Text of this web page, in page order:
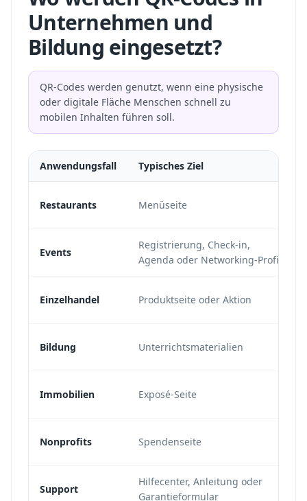
Unternehmen und
Bildung eingesetzt?
QR-Codes werden genutzt, wenn eine physische
oder digitale Fläche Menschen schnell zu
mobilen Inhalten führen soll.
Anwendungsfall Typisches Ziel
Restaurants Menüseite
Events
Registrierung, Check-in,
Agenda oder Networking-Profil
Einzelhandel Produktseite oder Aktion
Bildung Unterrichtsmaterialien
Immobilien Exposé-Seite
Nonprofits Spendenseite
Support
Hilfecenter, Anleitung oder
Garantieformular